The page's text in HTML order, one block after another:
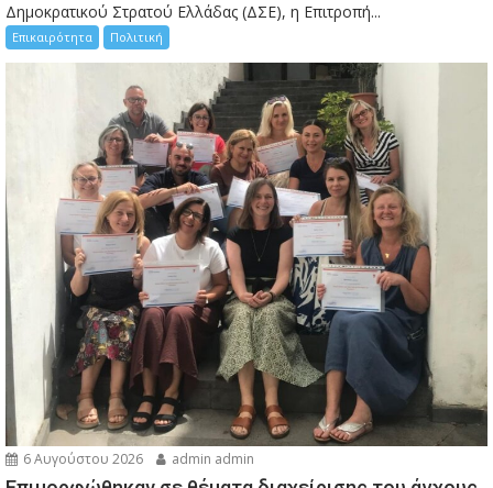
Δημοκρατικού Στρατού Ελλάδας (ΔΣΕ), η Επιτροπή...
Επικαιρότητα Πολιτική
6 Αυγούστου 2026 admin admin